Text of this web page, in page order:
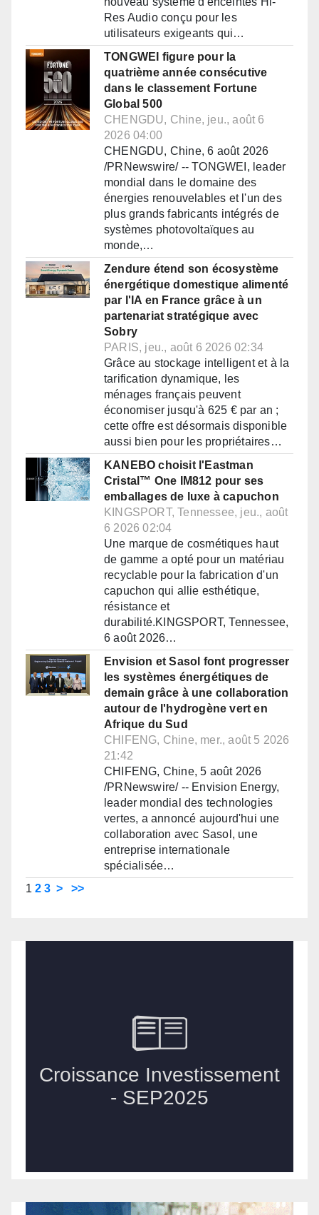
Res Audio conçu pour les
utilisateurs exigeants qui…
TONGWEI figure pour la
quatrième année consécutive
dans le classement Fortune
Global 500
CHENGDU, Chine, jeu., août 6
2026 04:00
CHENGDU, Chine, 6 août 2026
/PRNewswire/ -- TONGWEI, leader
mondial dans le domaine des
énergies renouvelables et l'un des
plus grands fabricants intégrés de
systèmes photovoltaïques au
monde,…
Zendure étend son écosystème
énergétique domestique alimenté
par l'IA en France grâce à un
partenariat stratégique avec
Sobry
PARIS, jeu., août 6 2026 02:34
Grâce au stockage intelligent et à la
tarification dynamique, les
ménages français peuvent
économiser jusqu'à 625 € par an ;
cette offre est désormais disponible
aussi bien pour les propriétaires…
KANEBO choisit l'Eastman
Cristal™ One IM812 pour ses
emballages de luxe à capuchon
KINGSPORT, Tennessee, jeu., août
6 2026 02:04
Une marque de cosmétiques haut
de gamme a opté pour un matériau
recyclable pour la fabrication d'un
capuchon qui allie esthétique,
résistance et
durabilité.KINGSPORT, Tennessee,
6 août 2026…
Envision et Sasol font progresser
les systèmes énergétiques de
demain grâce à une collaboration
autour de l'hydrogène vert en
Afrique du Sud
CHIFENG, Chine, mer., août 5 2026
21:42
CHIFENG, Chine, 5 août 2026
/PRNewswire/ -- Envision Energy,
leader mondial des technologies
vertes, a annoncé aujourd'hui une
collaboration avec Sasol, une
entreprise internationale
spécialisée…
1 2 3 > >>